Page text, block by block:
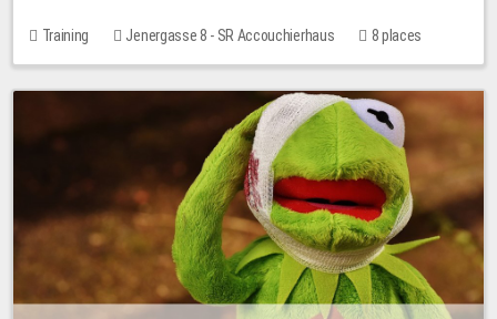
Training Jenergasse 8 - SR Accouchierhaus 8 places